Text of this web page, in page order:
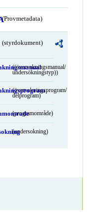
(Provmetadata)
(styrdokument)
((övervakningsmanual/
undersökningstyp))
(övervakningsprogram/
delprogram)
(programområde)
(undersokning)